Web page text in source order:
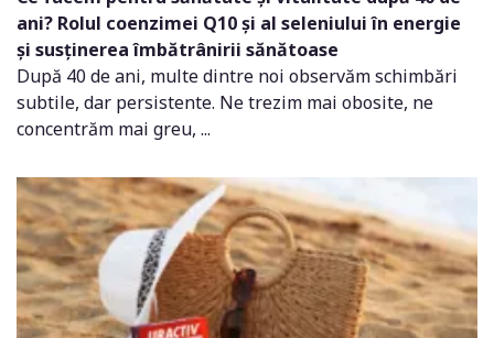
ani? Rolul coenzimei Q10 și al seleniului în energie
și susținerea îmbătrânirii sănătoase
După 40 de ani, multe dintre noi observăm schimbări
subtile, dar persistente. Ne trezim mai obosite, ne
concentrăm mai greu, ...